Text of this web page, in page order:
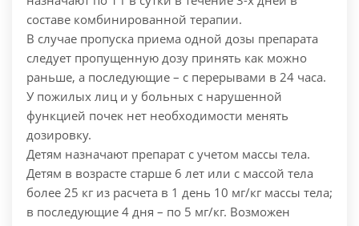
составе комбинированной терапии.
В случае пропуска приема одной дозы препарата
следует пропущенную дозу принять как можно
раньше, а последующие – с перерывами в 24 часа.
У пожилых лиц и у больных с нарушенной
функцией почек нет необходимости менять
дозировку.
Детям назначают препарат с учетом массы тела.
Детям в возрасте старше 6 лет или с массой тела
более 25 кг из расчета в 1 день 10 мг/кг массы тела;
в последующие 4 дня – по 5 мг/кг. Возможен